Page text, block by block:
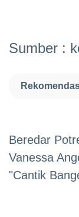
Sumber :
Beredar
Vanessa
"Cantik